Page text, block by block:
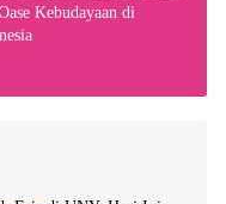
Kebudayaan di